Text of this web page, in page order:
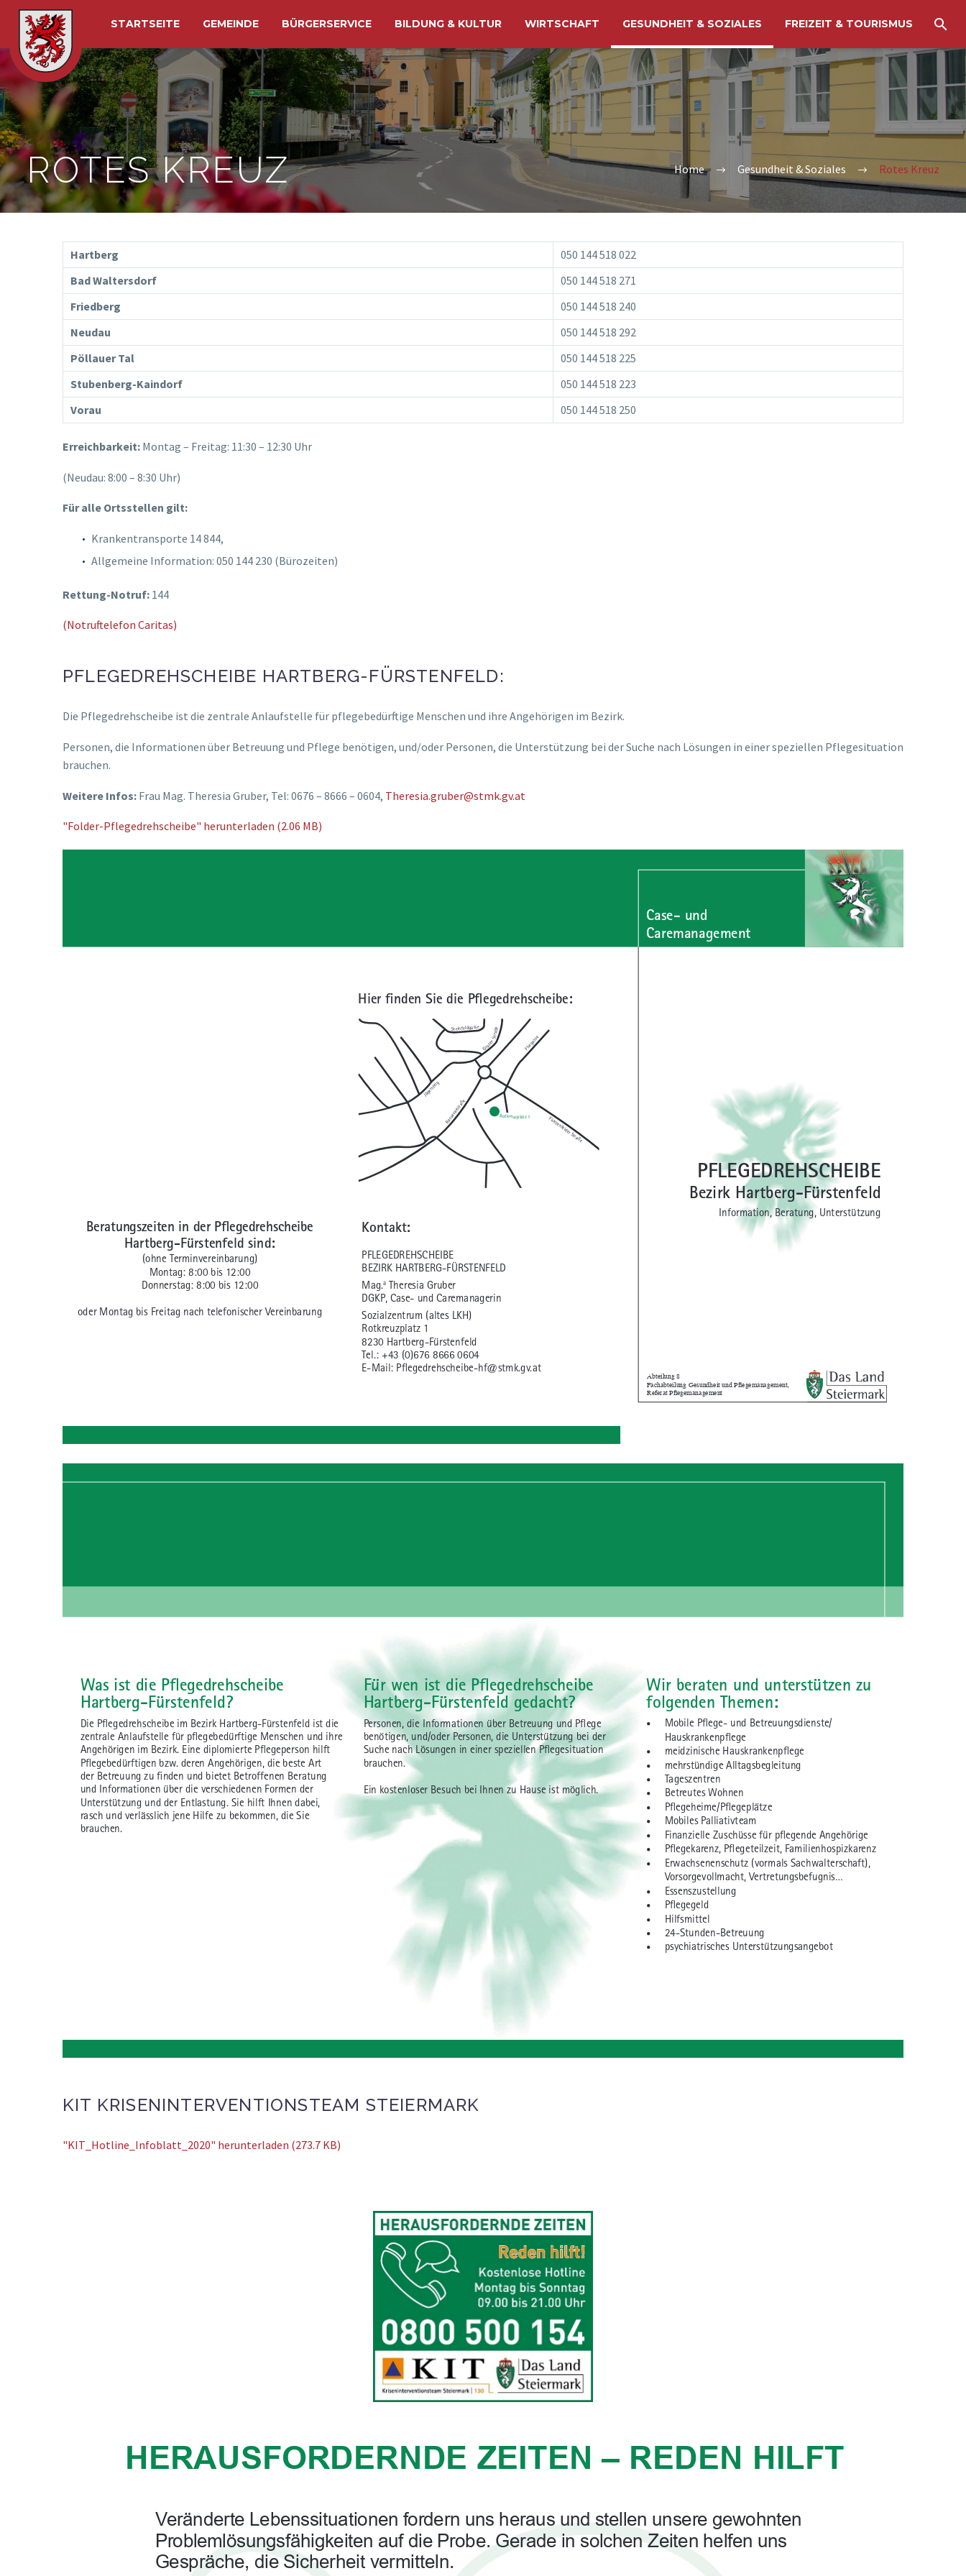
STARTSEITE GEMEINDE BÜRGERSERVICE BILDUNG & KULTUR WIRTSCHAFT GESUNDHEIT & SOZIALES FREIZEIT & TOURISMUS
ROTES KREUZ Home Gesundheit & Soziales Rotes Kreuz
Hartberg
050 144 518 022
Bad Waltersdorf
050 144 518 271
Friedberg
050 144 518 240
Neudau
050 144 518 292
Pöllauer Tal
050 144 518 225
Stubenberg-Kaindorf
050 144 518 223
Vorau
050 144 518 250
Erreichbarkeit: Montag – Freitag: 11:30 – 12:30 Uhr
(Neudau: 8:00 – 8:30 Uhr)
Für alle Ortsstellen gilt:
Krankentransporte 14 844,
Allgemeine Information: 050 144 230 (Bürozeiten)
Rettung-Notruf: 144
(Notruftelefon Caritas)
PFLEGEDREHSCHEIBE HARTBERG-FÜRSTENFELD:
Die Pflegedrehscheibe ist die zentrale Anlaufstelle für pflegebedürftige Menschen und ihre Angehörigen im Bezirk.
Personen, die Informationen über Betreuung und Pflege benötigen, und/oder Personen, die Unterstützung bei der Suche nach Lösungen in einer speziellen Pflegesituation
brauchen.
Weitere Infos: Frau Mag. Theresia Gruber, Tel: 0676 – 8666 – 0604, Theresia.gruber@stmk.gv.at
"Folder-Pflegedrehscheibe" herunterladen (2.06 MB)
Rotkreuzplatz 1 Fürstenfelder Straße
Rassavarstraße
Flurgasse
Grazer
Straße
Steinfeldgasse
Jägersteig
PFLEGEDREHSCHEIBE
Bezirk Hartberg-Fürstenfeld
Information, Beratung, Unterstützung
Abteilung 8
Fachabteilung Gesundheit und Pflegemanagement,
Referat Pflegemanagement
Case- und
Caremanagement
Kontakt:
PFLEGEDREHSCHEIBE
BEZIRK HARTBERG-FÜRSTENFELD
Mag.a Theresia Gruber
DGKP, Case- und Caremanagerin
Sozialzentrum (altes LKH)
Rotkreuzplatz 1
8230 Hartberg-Fürstenfeld
Tel.: +43 (0)676 8666 0604
E-Mail: Pflegedrehscheibe-hf@stmk.gv.at
Beratungszeiten in der Pflegedrehscheibe
Hartberg-Fürstenfeld sind:
(ohne Terminvereinbarung)
Montag: 8:00 bis 12:00
Donnerstag: 8:00 bis 12:00
oder Montag bis Freitag nach telefonischer Vereinbarung
Hier finden Sie die Pflegedrehscheibe:
Die Pflegedrehscheibe im Bezirk Hartberg-Fürstenfeld ist die
zentrale Anlaufstelle für pflegebedürftige Menschen und ihre
Angehörigen im Bezirk. Eine diplomierte Pflegeperson hilft
Pflegebedürftigen bzw. deren Angehörigen, die beste Art
der Betreuung zu finden und bietet Betroffenen Beratung
und Informationen über die verschiedenen Formen der
Unterstützung und der Entlastung. Sie hilft Ihnen dabei,
rasch und verlässlich jene Hilfe zu bekommen, die Sie
brauchen.
Was ist die Pflegedrehscheibe
Hartberg-Fürstenfeld?
Für wen ist die Pflegedrehscheibe
Hartberg-Fürstenfeld gedacht?
Wir beraten und unterstützen zu
folgenden Themen:
Personen, die Informationen über Betreuung und Pflege
benötigen, und/oder Personen, die Unterstützung bei der
Suche nach Lösungen in einer speziellen Pflegesituation
brauchen.
Ein kostenloser Besuch bei Ihnen zu Hause ist möglich.
•
Mobile Pflege- und Betreuungsdienste/
Hauskrankenpflege
• meidzinische Hauskrankenpflege
• mehrstündige Alltagsbegleitung
• Tageszentren
• Betreutes Wohnen
• Pflegeheime/Pflegeplätze
• Mobiles Palliativteam
• Finanzielle Zuschüsse für pflegende Angehörige
• Pflegekarenz, Pflegeteilzeit, Familienhospizkarenz
•
Erwachsenenschutz (vormals Sachwalterschaft),
Vorsorgevollmacht, Vertretungsbefugnis...
• Essenszustellung
• Pflegegeld
• Hilfsmittel
• 24-Stunden-Betreuung
• psychiatrisches Unterstützungsangebot
KIT KRISENINTERVENTIONSTEAM STEIERMARK
"KIT_Hotline_Infoblatt_2020" herunterladen (273.7 KB)
Veränderte Lebenssituationen fordern uns heraus und stellen unsere gewohnten
Problemlösungsfähigkeiten auf die Probe. Gerade in solchen Zeiten helfen uns
Gespräche, die Sicherheit vermitteln.
HERAUSFORDERNDE ZEITEN – REDEN HILFT